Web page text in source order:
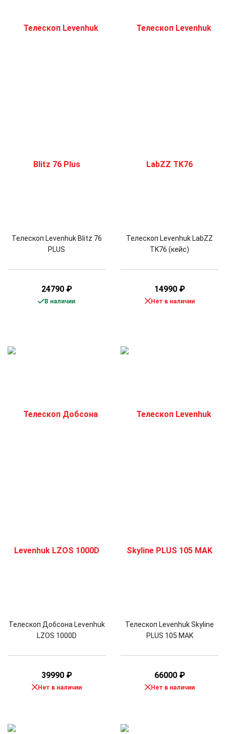
Телескоп Levenhuk Blitz 76
PLUS
24790 ₽
В наличии
Телескоп Levenhuk LabZZ
TK76 (кейс)
14990 ₽
Нет в наличии
Телескоп Добсона Levenhuk
LZOS 1000D
39990 ₽
Нет в наличии
Телескоп Levenhuk Skyline
PLUS 105 MAK
66000 ₽
Нет в наличии